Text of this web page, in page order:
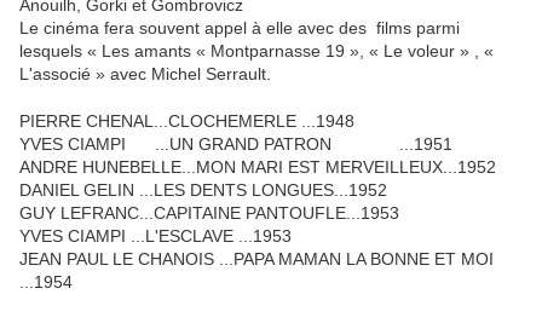
Anouilh, Gorki et Gombrovicz
Le cinéma fera souvent appel à elle avec des films parmi
lesquels « Les amants « Montparnasse 19 », « Le voleur » , «
L'associé » avec Michel Serrault.
PIERRE CHENAL...CLOCHEMERLE ...1948
YVES CIAMPI ...UN GRAND PATRON ...1951
ANDRE HUNEBELLE...MON MARI EST MERVEILLEUX...1952
DANIEL GELIN ...LES DENTS LONGUES...1952
GUY LEFRANC...CAPITAINE PANTOUFLE...1953
YVES CIAMPI ...L'ESCLAVE ...1953
JEAN PAUL LE CHANOIS ...PAPA MAMAN LA BONNE ET MOI
...1954